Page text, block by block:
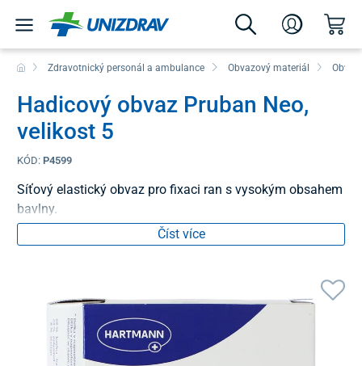
Zdravotnický personál a ambulance Obvazový materiál
Hadicový obvaz Pruban Neo,
velikost 5
KÓD: P4599
Síťový elastický obvaz pro fixaci ran s vysokým obsahem
bavlny.
Číst více